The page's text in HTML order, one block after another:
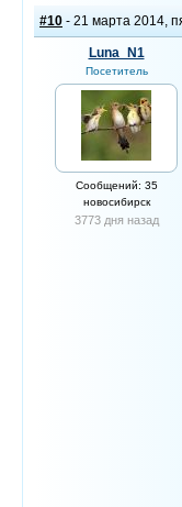
#10 - 21 марта 2014,
Luna_N1
Посетитель
Сообщений: 35
новосибирск
3773 дня назад